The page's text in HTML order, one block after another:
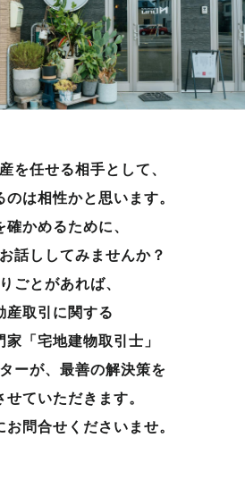
を任せる相手として、
は相性かと思います。
確かめるために、
話ししてみませんか？
ごとがあれば、
産取引に関する
家「宅地建物取引士」
ーが、 最善の解決策を
せていただきます。
問合せくださいませ。